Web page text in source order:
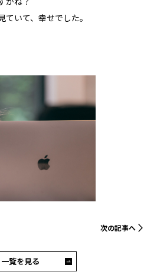
いて、幸せでした。
一覧を見る
次の記事へ